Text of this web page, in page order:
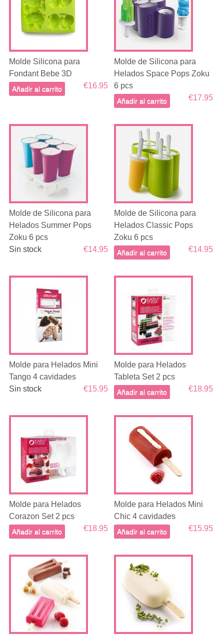
Molde Silicona para
Fondant Bebe 3D
€16.95
Añadir al carrito
Molde de Silicona para
Helados Space Pops Zoku
6 pcs
€17.95
Añadir al carrito
Molde de Silicona para
Helados Summer Pops
Zoku 6 pcs
€14.95
Sin stock
Molde de Silicona para
Helados Classic Pops
Zoku 6 pcs
€14.95
Añadir al carrito
Molde para Helados Mini
Tango 4 cavidades
€15.95
Sin stock
Molde para Helados
Tableta Set 2 pcs
€18.95
Añadir al carrito
Molde para Helados
Corazon Set 2 pcs
€18.95
Añadir al carrito
Molde para Helados Mini
Chic 4 cavidades
€15.95
Añadir al carrito